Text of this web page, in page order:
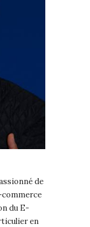
de
du E-
en